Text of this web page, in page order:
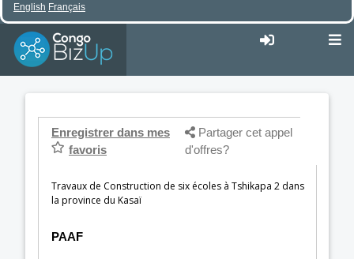
English Français
Enregistrer dans mes
favoris
Partager cet appel
d'offres?
Travaux de Construction de six écoles à Tshikapa 2 dans
la province du Kasaï
PAAF